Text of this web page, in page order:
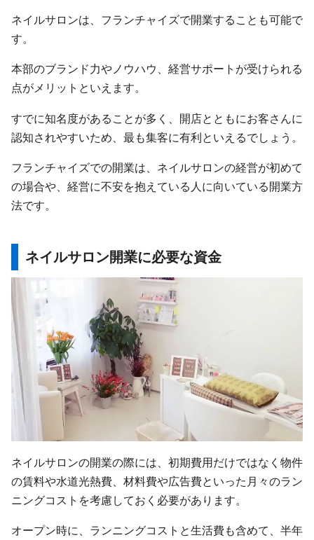
ネイルサロンは、フランチャイズで開業することも可能で
す。
本部のブランド力やノウハウ、経営サポートが受けられる
点がメリットといえます。
すでに知名度があることが多く、開店とともにお客さんに
認知されやすいため、最も集客に有利といえるでしょう。
フランチャイズでの開業は、ネイルサロンの経営が初めて
の場合や、経営に不安を抱えている人に向いている開業方
法です。
ネイルサロン開業に必要な資金
ネイルサロンの開業の際には、初期費用だけではなく物件
の賃料や水道光熱費、材料費や広告費といった月々のラン
ニングコストを考慮しておく必要があります。
オープン時に、ランニングコストと生活費も含めて、半年